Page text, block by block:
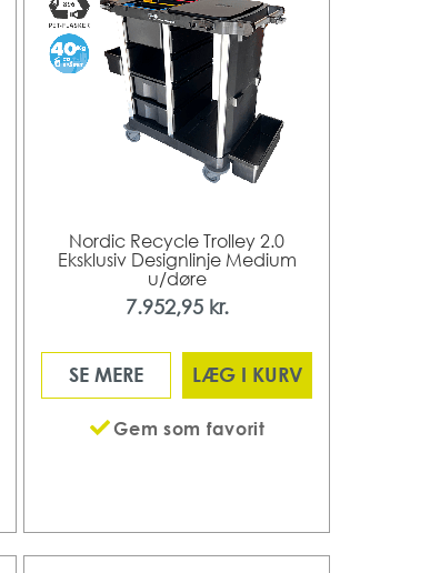
Nordic Recycle Trolley 2.0
Eksklusiv Designlinje Medium
u/døre
7.952,95 kr.
SE MERE LÆG I KURV
Gem som favorit